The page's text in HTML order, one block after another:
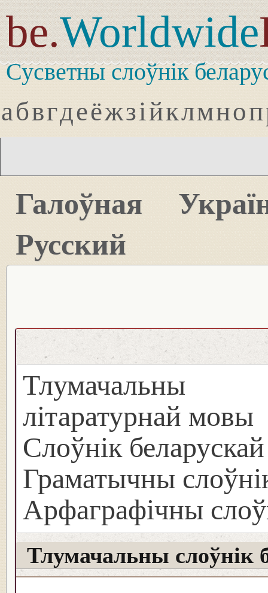
be.Worldwide
Сусветны слоўнік
абвгдеёжзійклмноп
Галоўная
Русский
Тлумачальны
літаратурнай мовы
Слоўнік
Граматычны
Арфаграфічны
Тлумачальны слоўнік